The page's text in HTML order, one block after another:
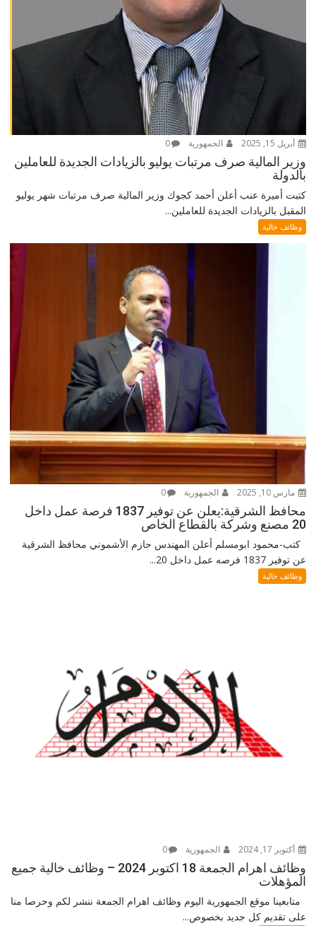
أبريل 15, 2025 الجمهورية 0
وزير المالية صرف مرتبات يوليو بالزيادات الجديدة للعاملين
بالدولة
كتبت أميرة عنب أعلن أحمد كجوك وزير المالية صرف مرتبات شهر يوليو
المقبل بالزيادات الجديدة للعاملين...
وظائف خالية
مارس 10, 2025 الجمهورية 0
محافظ الشرقية:يعلن عن توفير 1837 فرصة عمل داخل
20 مصنع وشركة بالقطاع الخاص
كتب-محمود ابومسلم أعلن المهندس حازم الأشموني محافظ الشرقية
عن توفير 1837 فرصه عمل داخل 20...
وظائف خالية
أكتوبر 17, 2024 الجمهورية 0
وظائف اهرام الجمعة 18 اكتوبر 2024 – وظائف خالية جميع
المؤهلات
متابعينا موقع الجمهورية اليوم وظائف اهرام الجمعة ننشر لكم وحرصا منا
على تقديم كل جديد بخصوص...